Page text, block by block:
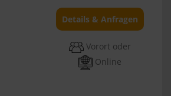
Details & Anfragen
Vorort oder
Online